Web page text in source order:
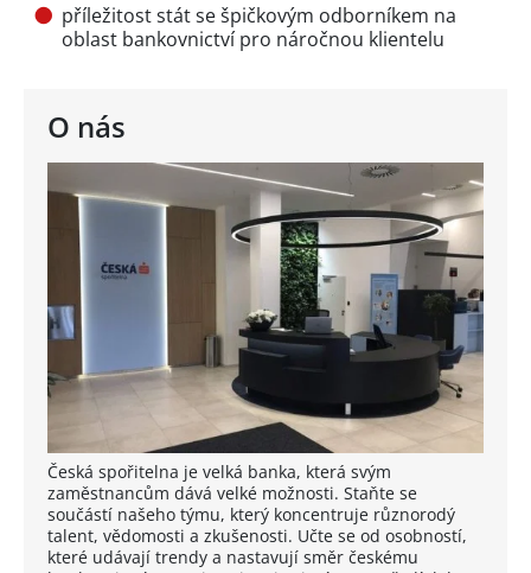
O nás
Česká spořitelna je velká banka, která svým
zaměstnancům dává velké možnosti. Staňte se
součástí našeho týmu, který koncentruje různorodý
talent, vědomosti a zkušenosti. Učte se od osobností,
které udávají trendy a nastavují směr českému
příležitost stát se špičkovým odborníkem na
oblast bankovnictví pro náročnou klientelu